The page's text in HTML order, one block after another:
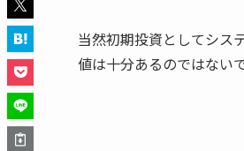
当然初期投資としてシス
値は十分あるのではない